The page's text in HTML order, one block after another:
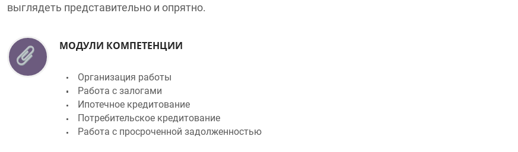
Работа с залогами
Ипотечное кредитование
Потребительское кредитование
Работа с просроченной задолженностью